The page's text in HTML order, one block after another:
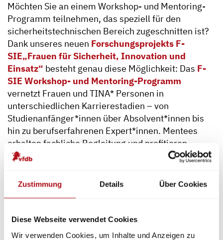
Zustimmung Details Über Cookies
Diese Webseite verwendet Cookies
Wir verwenden Cookies, um Inhalte und Anzeigen zu
Möchten Sie an einem Workshop- und Mentoring-
Programm teilnehmen, das speziell für den
sicherheitstechnischen Bereich zugeschnitten ist?
Dank unseres neuen Forschungsprojekts F-
SIE„Frauen für Sicherheit, Innovation und
Einsatz“ besteht genau diese Möglichkeit: Das F-
SIE Workshop- und Mentoring-Programm
vernetzt Frauen und TINA* Personen in
unterschiedlichen Karrierestadien – von
Studienanfänger*innen über Absolvent*innen bis
hin zu berufserfahrenen Expert*innen. Mentees
erhalten fachliche Begleitung und profitieren
gemeinsam mit den Mentor*innen von gezielten
Sicherheitsthemen sowie professionellen
Anmeldebögen für eine Teilnahme als Mentee oder
Mentorin finden Sie hier:
https://www.vfdb.de/f-sie